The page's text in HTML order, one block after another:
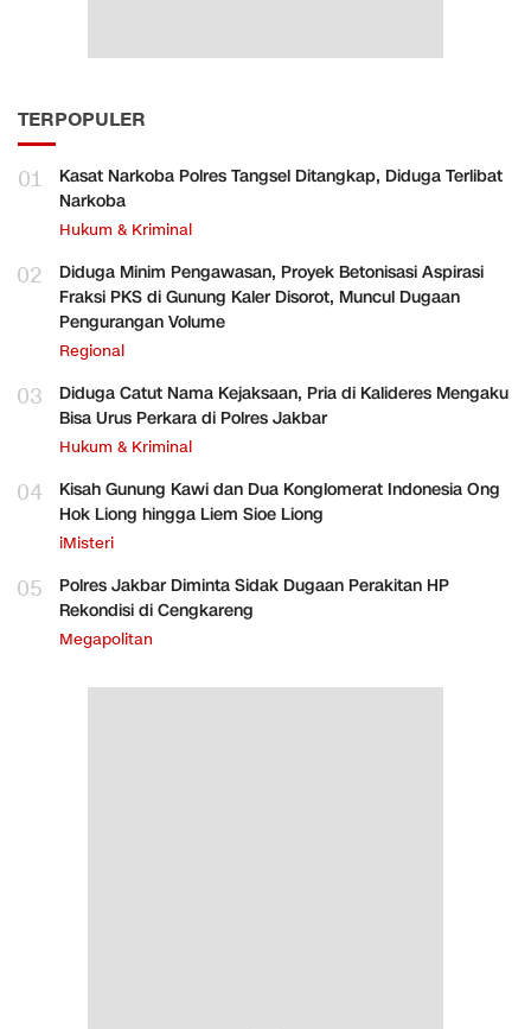
TERPOPULER
01
Kasat Narkoba Polres Tangsel Ditangkap, Diduga Terlibat
Narkoba
Hukum & Kriminal
02
Diduga Minim Pengawasan, Proyek Betonisasi Aspirasi
Fraksi PKS di Gunung Kaler Disorot, Muncul Dugaan
Pengurangan Volume
Regional
03
Diduga Catut Nama Kejaksaan, Pria di Kalideres Mengaku
Bisa Urus Perkara di Polres Jakbar
Hukum & Kriminal
04
Kisah Gunung Kawi dan Dua Konglomerat Indonesia Ong
Hok Liong hingga Liem Sioe Liong
iMisteri
05
Polres Jakbar Diminta Sidak Dugaan Perakitan HP
Rekondisi di Cengkareng
Megapolitan